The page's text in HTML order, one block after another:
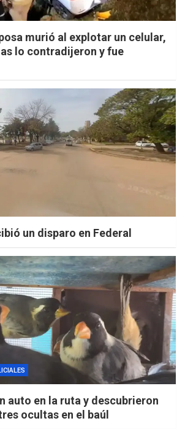
murió al explotar un celular,
lo contradijeron y fue
un disparo en Federal
auto en la ruta y descubrieron
ocultas en el baúl